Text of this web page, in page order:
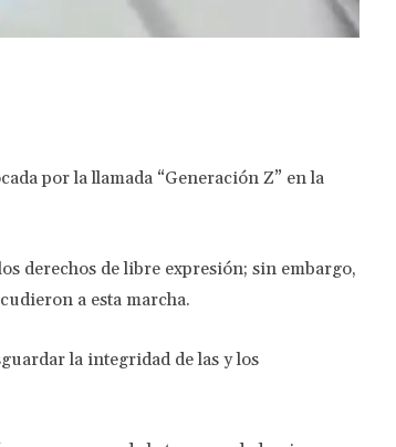
por la llamada “Generación Z” en la
derechos de libre expresión; sin embargo,
a esta marcha.
la integridad de las y los